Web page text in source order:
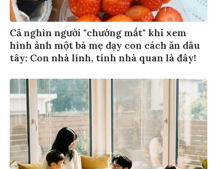
Cả nghìn người "chướng mắt" khi xem
hình ảnh một bà mẹ dạy con cách ăn dâu
tây: Con nhà lính, tính nhà quan là đây!